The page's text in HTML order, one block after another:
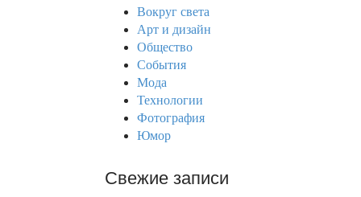
Вокруг света
Арт и дизайн
Общество
События
Мода
Технологии
Фотография
Юмор
Свежие записи